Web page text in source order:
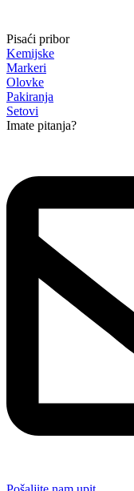
Pisaći pribor
Kemijske
Markeri
Olovke
Pakiranja
Setovi
Imate pitanja?